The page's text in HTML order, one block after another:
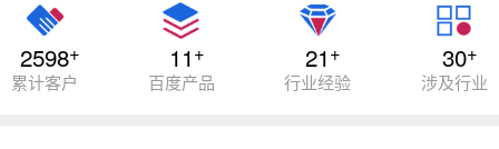
2598+
累计客户
11+
百度产品
21+
行业经验
30+
涉及行业